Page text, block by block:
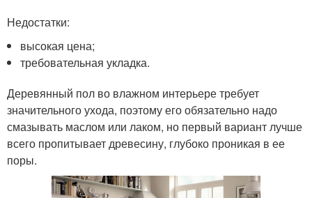
Недостатки:
высокая цена;
требовательная укладка.
Деревянный пол во влажном интерьере требует
значительного ухода, поэтому его обязательно надо
смазывать маслом или лаком, но первый вариант лучше
всего пропитывает древесину, глубоко проникая в ее
поры.